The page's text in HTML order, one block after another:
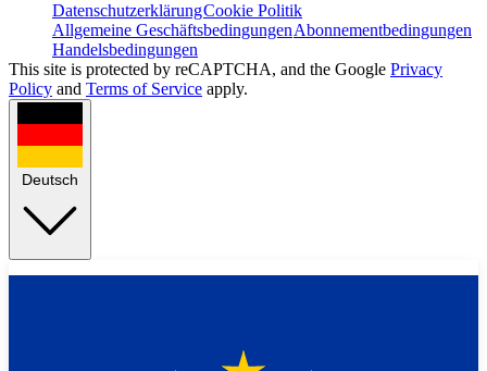
DatenschutzerklärungCookie Politik
Allgemeine GeschäftsbedingungenAbonnementbedingungen
Handelsbedingungen
This site is protected by reCAPTCHA, and the Google Privacy
Policy and Terms of Service apply.
Deutsch